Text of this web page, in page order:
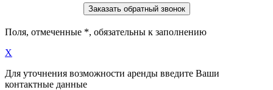
Поля, отмеченные *, обязательны к заполнению
X
Для уточнения возможности аренды введите Ваши
контактные данные